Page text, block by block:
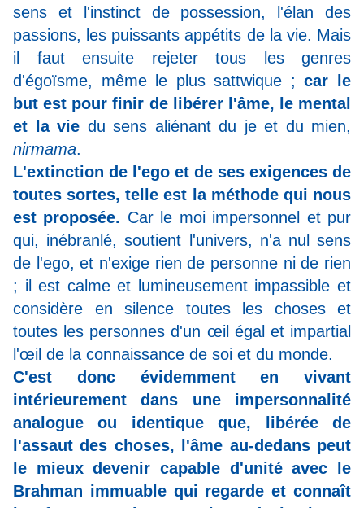
sens et l'instinct de possession, l'élan des
passions, les puissants appétits de la vie. Mais
il faut ensuite rejeter tous les genres
d'égoïsme, même le plus sattwique ;car le
but est pour finir de libérer l'âme, le mental
et la vie du sens aliénant du je et du mien,
nirmama.
L'extinction de l'ego et de ses exigences de
toutes sortes, telle est la méthode qui nous
est proposée. Car le moi impersonnel et pur
qui, inébranlé, soutient l'univers, n'a nul sens
de l'ego, et n'exige rien de personne ni de rien
; il est calme et lumineusement impassible et
considère en silence toutes les choses et
toutes les personnes d'un œil égal et impartial
l'œil de la connaissance de soi et du monde.
C'est donc évidemment en vivant
intérieurement dans une impersonnalité
analogue ou identique que, libérée de
l'assaut des choses, l'âme au-dedans peut
le mieux devenir capable d'unité avec le
Brahman immuable qui regarde et connaît